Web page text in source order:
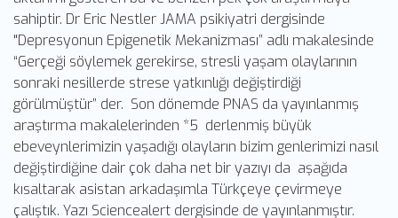
sahiptir. Dr Eric Nestler JAMA psikiyatri dergisinde
"Depresyonun Epigenetik Mekanizması” adlı makalesinde
“Gerçeği söylemek gerekirse, stresli yaşam olaylarının
sonraki nesillerde strese yatkınlığı değiştirdiği
görülmüştür” der. Son dönemde PNAS da yayınlanmış
araştırma makalelerinden *5 derlenmiş büyük
ebeveynlerimizin yaşadığı olayların bizim genlerimizi nasıl
değiştirdiğine dair çok daha net bir yazıyı da aşağıda
kısaltarak asistan arkadaşımla Türkçeye çevirmeye
çalıştık. Yazı Sciencealert dergisinde de yayınlanmıştır.